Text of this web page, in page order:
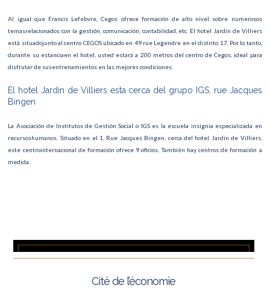
Al igual que Francis Lefebvre, Cegos ofrece formación de alto nivel sobre numerosos
temasrelacionados con la gestión, comunicación, contabilidad, etc. El hotel Jardin de Villiers
está situadojunto al centro CEGOS ubicado en 49 rue Legendre en el distrito 17. Por lo tanto,
durante su estanciaen el hotel, usted estará a 200 metros del centro de Cegos, ideal para
disfrutar de susentrenamientos en las mejores condiciones.
El hotel Jardin de Villiers esta cerca del grupo IGS, rue Jacques
Bingen
La Asociación de Institutos de Gestión Social o IGS es la escuela insignia especializada en
recursoshumanos. Situado en el 1, Rue Jacques Bingen, cerca del hotel Jardin de Villiers,
este centrointernacional de formación ofrece 9 oficios. También hay centros de formación a
medida.
Cité de l’économie